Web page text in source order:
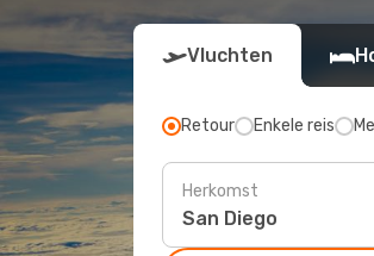
Vluchten
Retour Enkele reis
Herkomst